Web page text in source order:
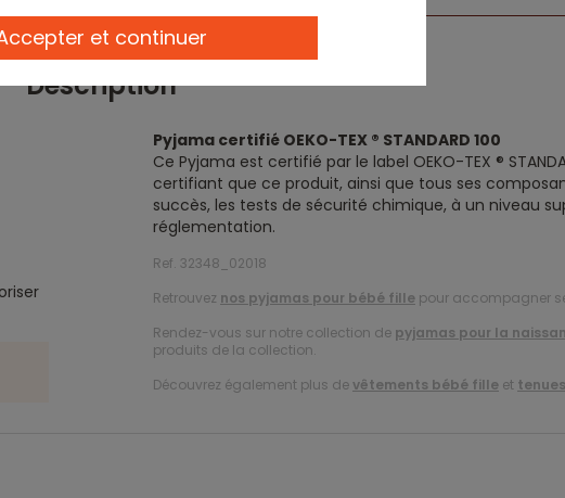
Description
Pyjama certifié OEKO-TEX ® STANDARD 100
Ce Pyjama est certifié par le label OEKO-TEX ®
certifiant que ce produit, ainsi que tous ses
succès, les tests de sécurité chimique, à un niveau
réglementation.
Ref. 32348_02018
Retrouvez nos pyjamas pour bébé fille pour accompagner
Rendez-vous sur notre collection de pyjamas pour la
produits de la collection.
Découvrez également plus devêtements bébé fille et
et continuer